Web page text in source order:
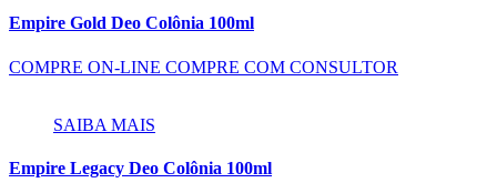
Empire Gold Deo Colônia 100ml
COMPRE ON-LINE COMPRE COM CONSULTOR
SAIBA MAIS
Empire Legacy Deo Colônia 100ml